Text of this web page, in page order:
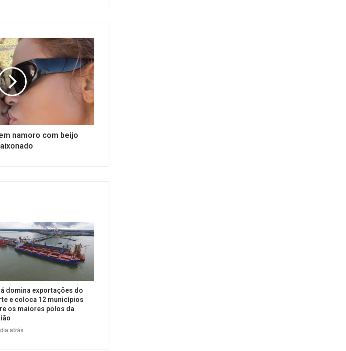
namoro com beijo
domina exportações do
e coloca 12 municípios
os maiores polos da
atrás